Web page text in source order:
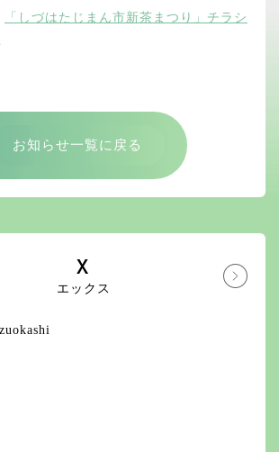
「しづはたじまん市新茶まつり」チラシ
お知らせ一覧に戻る
X
エックス